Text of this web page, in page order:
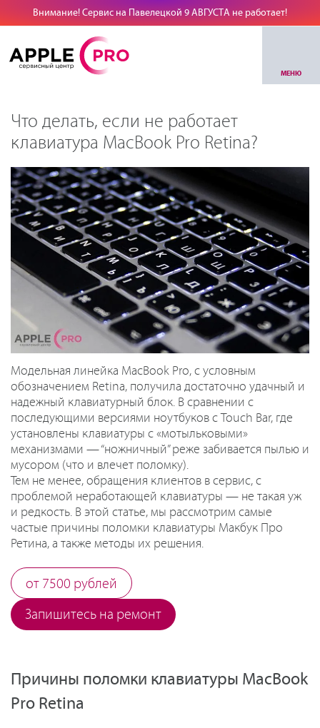
Внимание! Сервис на Павелецкой 9 АВГУСТА не работает!
МЕНЮ
Что делать, если не работает
клавиатура MacBook Pro Retina?
Модельная линейка MacBook Pro, с условным
обозначением Retina, получила достаточно удачный и
надежный клавиатурный блок. В сравнении с
последующими версиями ноутбуков с Touch Bar, где
установлены клавиатуры с «мотыльковыми»
механизмами — “ножничный” реже забивается пылью и
мусором (что и влечет поломку).
Тем не менее, обращения клиентов в сервис, с
проблемой неработающей клавиатуры — не такая уж
и редкость. В этой статье, мы рассмотрим самые
частые причины поломки клавиатуры Макбук Про
Ретина, а также методы их решения.
от 7500 рублей
Запишитесь на ремонт
Причины поломки клавиатуры MacBook
Pro Retina